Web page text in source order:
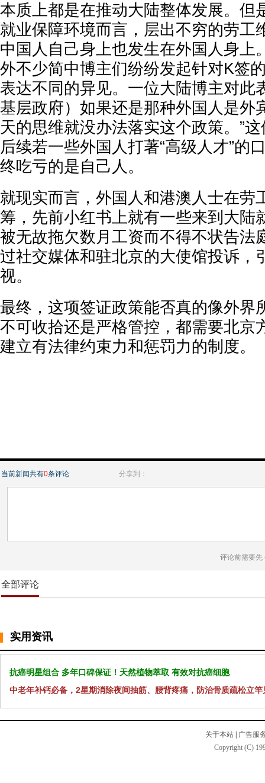
本质上都是在推动大陆整体发展。但
就业保障环境而言，层出不穷的劳工
中国人自己身上也发生在外国人身上
外不少简中博主们纷纷发起针对K签
表达不同的异见。一位大陆博主对此
基层政府）如果还是那种外国人是外
天的思维就没办法落实这个政策。”
后续若一些外国人打著“高级人才”的
终吃亏的是自己人。
就现实而言，外国人和港澳人士在劳
筹，先前小红书上就有一些来到大陆
被无故拖欠数月工资而不得不状告法
过社交媒体和驻北京的大使馆投诉，
视。
最终，这项签证政策能否真的像外界
不可收拾还是严格管控，都需要北京
建立有法律约束力和惩罚力的制度。
当前新闻共有0条评论 分享到：
评论前需要先
全部评论
实用资讯
抗癌明星组合 多年口碑保证！天然植物萃取 有效对抗癌细胞
中老年补钙必备，2星期消除夜间抽筋、腰背疼痛，防治骨质疏松立竿
关于本站 | 广告服
Copyright (C)